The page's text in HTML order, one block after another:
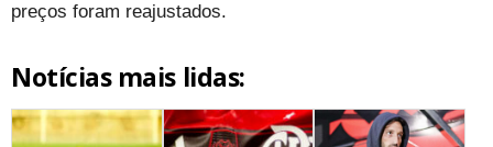
preços foram reajustados.
Notícias mais lidas: